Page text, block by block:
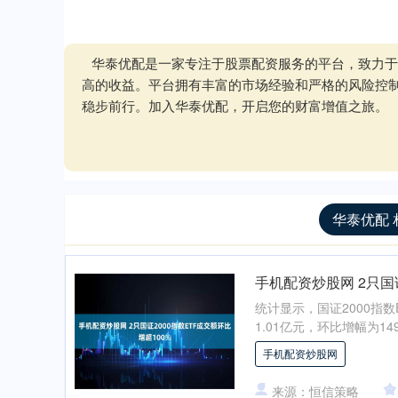
华泰优配是一家专注于股票配资服务的平台，致力
高的收益。平台拥有丰富的市场经验和严格的风险
稳步前行。加入华泰优配，开启您的财富增值之旅。
华泰优配
手机配资炒股网 2只
统计显示，国证2000指
1.01亿元，环比增幅为
手机配资炒股网
来源：恒信策略